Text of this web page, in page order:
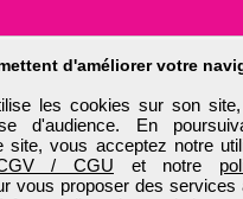
d'améliorer votre
les cookies sur son
d'audience. En
site, vous acceptez notre
/ CGU et notre
vous proposer des services